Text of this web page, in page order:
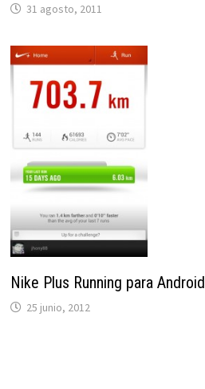
31 agosto, 2011
Nike Plus Running para Android
25 junio, 2012